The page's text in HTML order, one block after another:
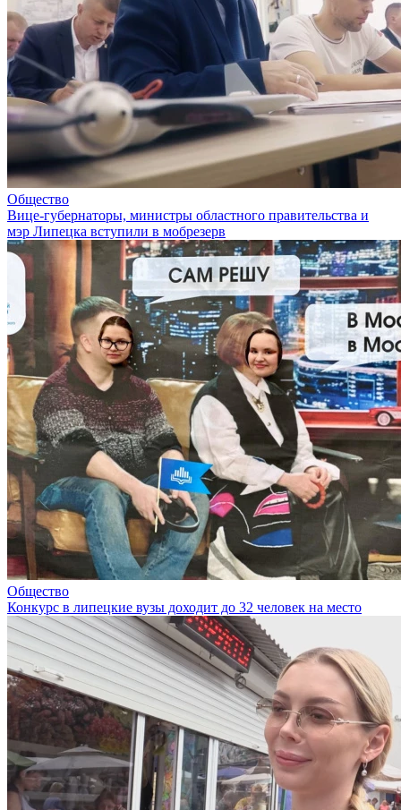
Общество
Вице-губернаторы, министры областного правительства и
мэр Липецка вступили в мобрезерв
Общество
Конкурс в липецкие вузы доходит до 32 человек на место